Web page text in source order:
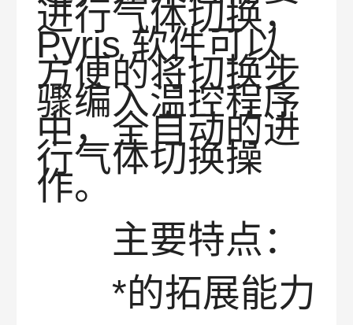
进行气体切换，
Pyris 软件可以
方便的将切换步
骤编入温控程序
中，全自动的进
行气体切换操
作。
主要特点：
*的拓展能力